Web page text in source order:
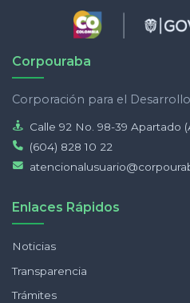
Corpouraba
Corporación para el
Calle 92 No. 98-39 Apartado
(604) 828 10 22
Enlaces Rápidos
Noticias
Transparencia
Trámites